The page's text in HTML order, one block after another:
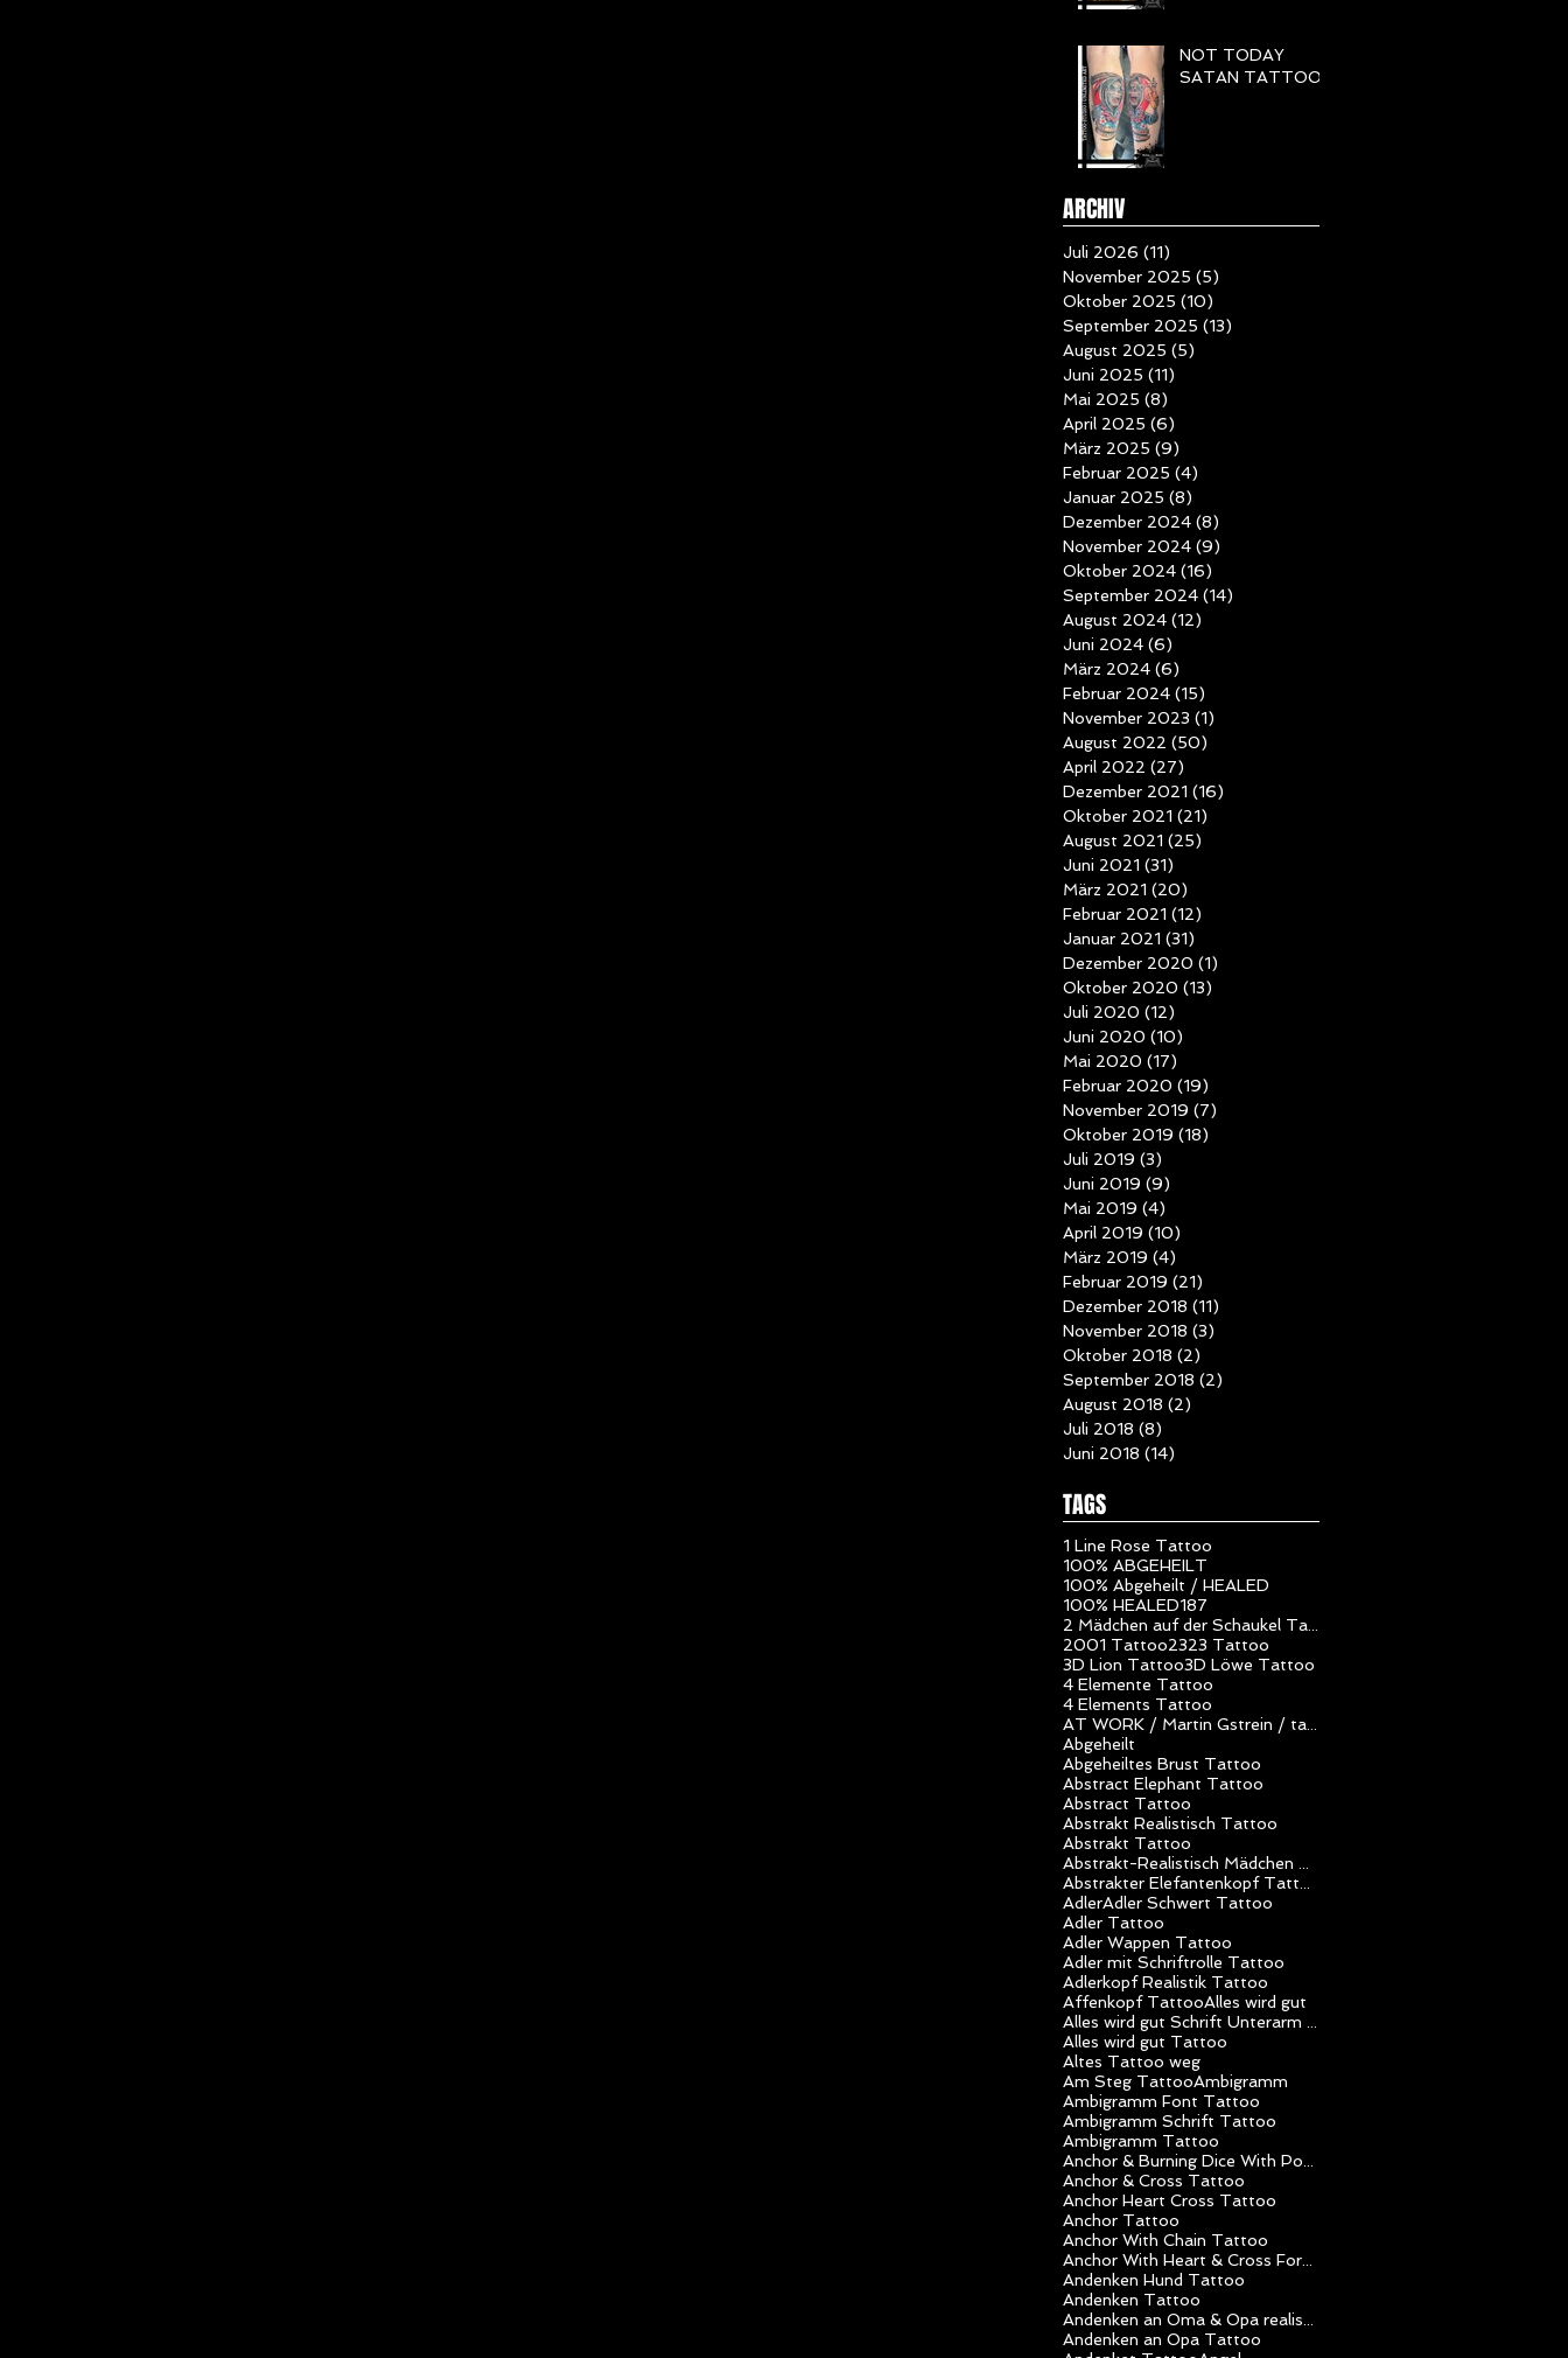
NOT TODAY
SATAN TATTOO
ARCHIV
Juli 2026 (11)
November 2025 (5)
Oktober 2025 (10)
September 2025 (13)
August 2025 (5)
Juni 2025 (11)
Mai 2025 (8)
April 2025 (6)
März 2025 (9)
Februar 2025 (4)
Januar 2025 (8)
Dezember 2024 (8)
November 2024 (9)
Oktober 2024 (16)
September 2024 (14)
August 2024 (12)
Juni 2024 (6)
März 2024 (6)
Februar 2024 (15)
November 2023 (1)
August 2022 (50)
April 2022 (27)
Dezember 2021 (16)
Oktober 2021 (21)
August 2021 (25)
Juni 2021 (31)
März 2021 (20)
Februar 2021 (12)
Januar 2021 (31)
Dezember 2020 (1)
Oktober 2020 (13)
Juli 2020 (12)
Juni 2020 (10)
Mai 2020 (17)
Februar 2020 (19)
November 2019 (7)
Oktober 2019 (18)
Juli 2019 (3)
Juni 2019 (9)
Mai 2019 (4)
April 2019 (10)
März 2019 (4)
Februar 2019 (21)
Dezember 2018 (11)
November 2018 (3)
Oktober 2018 (2)
September 2018 (2)
August 2018 (2)
Juli 2018 (8)
Juni 2018 (14)
TAGS
1 Line Rose Tattoo
100% ABGEHEILT
100% Abgeheilt / HEALED
100% HEALED187
2001 Tattoo2323 Tattoo
3D Lion Tattoo3D Löwe Tattoo
4 Elemente Tattoo
4 Elements Tattoo
Abgeheilt
Abgeheiltes Brust Tattoo
Abstract Elephant Tattoo
Abstract Tattoo
Abstrakt Realistisch Tattoo
Abstrakt Tattoo
AdlerAdler Schwert Tattoo
Adler Tattoo
Adler Wappen Tattoo
Adler mit Schriftrolle Tattoo
Adlerkopf Realistik Tattoo
Affenkopf TattooAlles wird gut
Alles wird gut Tattoo
Altes Tattoo weg
Am Steg TattooAmbigramm
Ambigramm Font Tattoo
Ambigramm Schrift Tattoo
Ambigramm Tattoo
Anchor & Cross Tattoo
Anchor Heart Cross Tattoo
Anchor Tattoo
Anchor With Chain Tattoo
Andenken Hund Tattoo
Andenken Tattoo
Andenken an Opa Tattoo